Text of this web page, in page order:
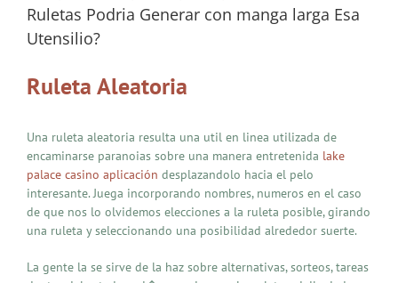
Ruletas Podria Generar con manga larga Esa
Utensilio?
Ruleta Aleatoria
Una ruleta aleatoria resulta una util en linea utilizada de
encaminarse paranoias sobre una manera entretenida lake
palace casino aplicación desplazandolo hacia el pelo
interesante. Juega incorporando nombres, numeros en el caso
de que nos lo olvidemos elecciones a la ruleta posible, girando
una ruleta y seleccionando una posibilidad alrededor suerte.
La gente la se sirve de la haz sobre alternativas, sorteos, tareas